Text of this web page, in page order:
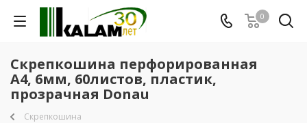
0
Скрепкошина перфорированная
А4, 6мм, 60листов, пластик,
прозрачная Donau
Скрепкошина